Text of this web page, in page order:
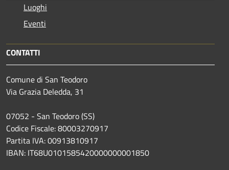
Luoghi
Eventi
CONTATTI
Comune di San Teodoro
Via Grazia Deledda, 31
07052 - San Teodoro (SS)
Codice Fiscale: 80003270917
Partita IVA: 00913810917
IBAN: IT68U0101585420000000001850